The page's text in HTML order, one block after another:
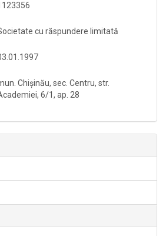
cu răspundere limitată
Chişinău, sec. Centru, str.
6/1, ap. 28